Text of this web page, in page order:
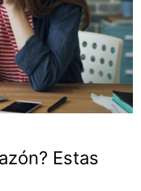
Estas